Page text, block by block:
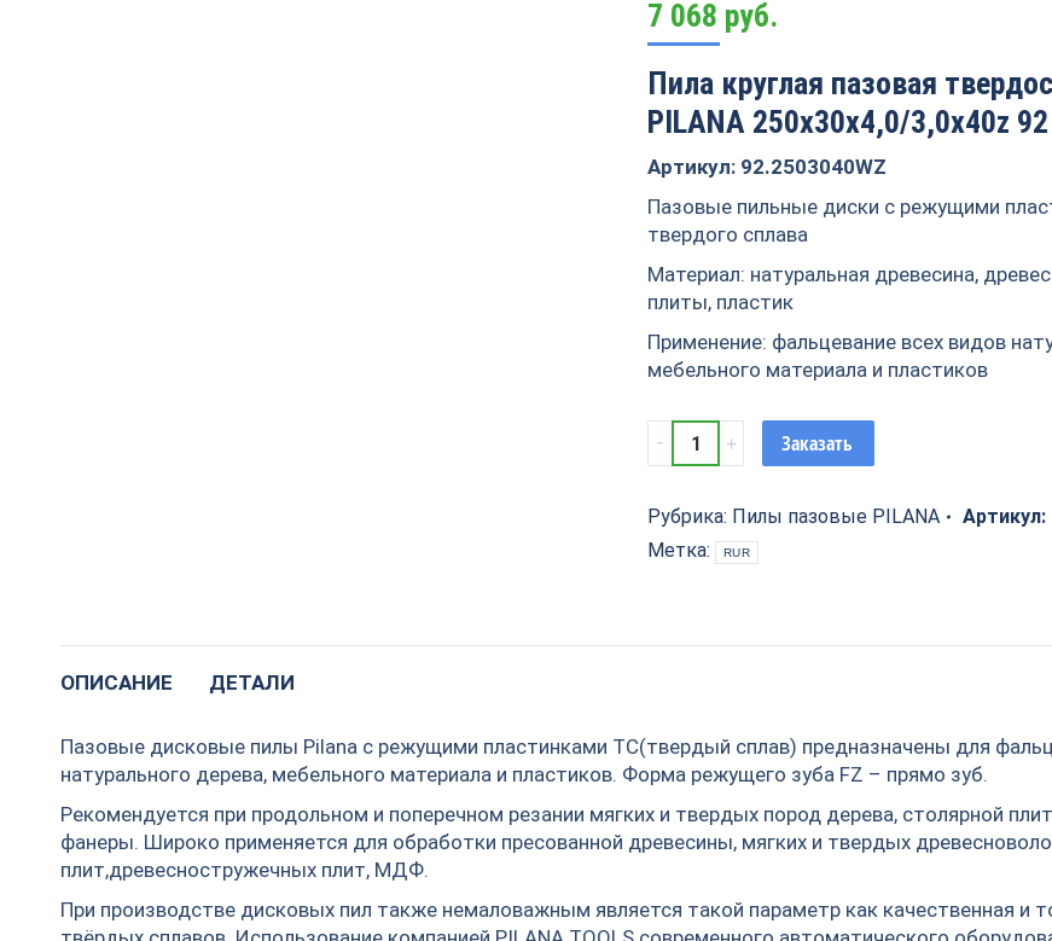
7 068 руб.
Пила круглая пазовая
PILANA 250х30х4,0/3,0х40z 92
Артикул: 92.2503040WZ
Пазовые пильные диски с режущими
твердого сплава
Материал: натуральная древесина,
плиты, пластик
Применение: фальцевание всех видов
мебельного материала и пластиков
250х30х4,0/3,0х40z
92
PILANA
quantity
Заказать
Рубрика: Пилы пазовые PILANA Артикул:
Метка:
RUR
ОПИСАНИЕ ДЕТАЛИ
Пазовые дисковые пилы Pilana с режущими пластинками ТС(твердый сплав) предназначены для
натурального дерева, мебельного материала и пластиков. Форма режущего зуба FZ – прямо зуб.
Рекомендуется при продольном и поперечном резании мягких и твердых пород дерева, столярной
фанеры. Широко применяется для обработки пресованной древесины, мягких и твердых
плит,древесностружечных плит, МДФ.
При производстве дисковых пил также немаловажным является такой параметр как качественная и